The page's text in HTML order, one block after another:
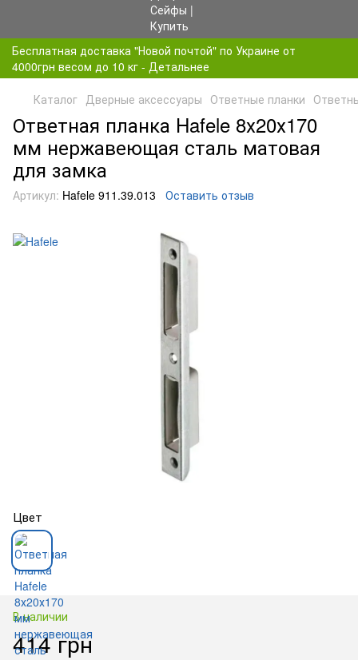
Бесплатная доставка "Новой почтой" по Украине от
4000грн весом до 10 кг - Детальнее
Каталог Дверные аксессуары Ответные планки
Ответная планка Hafele 8х20х170
мм нержавеющая сталь матовая
для замка
Артикул: Hafele 911.39.013 Оставить отзыв
Цвет
В наличии
414 грн